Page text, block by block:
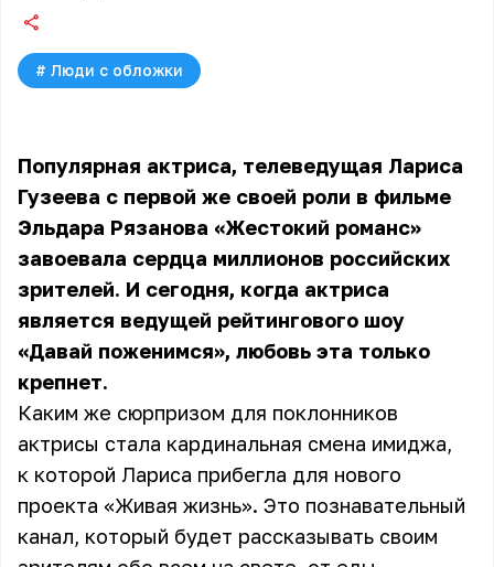
# Люди с обложки
Популярная актриса, телеведущая Лариса
Гузеева с первой же своей роли в фильме
Эльдара Рязанова «Жестокий романс»
завоевала сердца миллионов российских
зрителей. И сегодня, когда актриса
является ведущей рейтингового шоу
«Давай поженимся», любовь эта только
крепнет.
Каким же сюрпризом для поклонников
актрисы стала кардинальная смена имиджа,
к которой Лариса прибегла для нового
проекта «Живая жизнь». Это познавательный
канал, который будет рассказывать своим